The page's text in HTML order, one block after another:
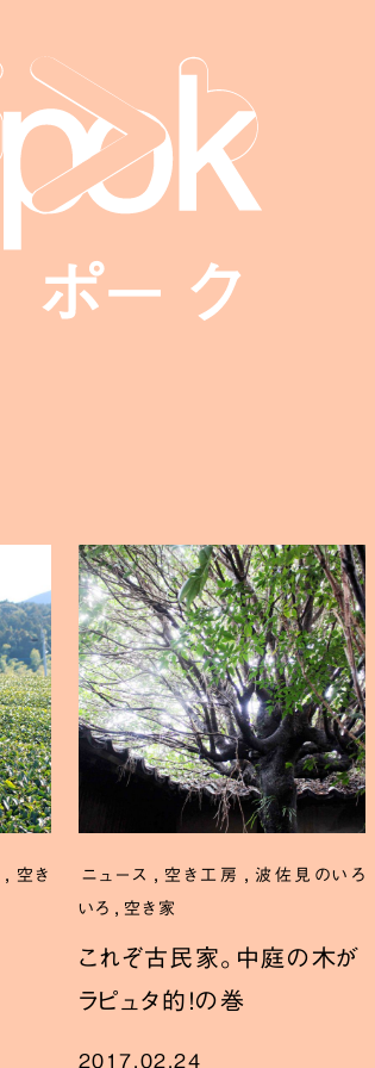
空き
ニュース 空き工房
波佐見のいろ
いろ
空き家
これぞ古民家。中庭の木が
ラピュタ的！の巻
2017.02.24